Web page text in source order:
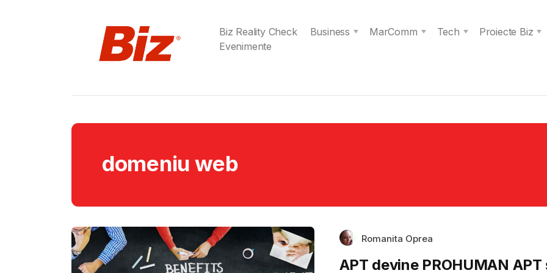
Biz Reality Check Business MarComm Tech
Proiecte Biz
Evenimente
domeniu web
Romanita Oprea
APT devine PROHUMAN APT